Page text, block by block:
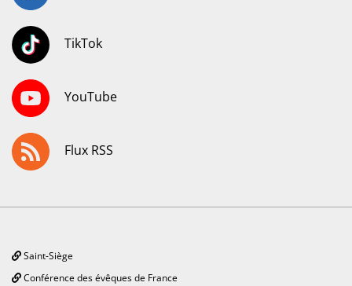
TikTok
YouTube
Flux RSS
Saint-Siège
Conférence des évêques de France